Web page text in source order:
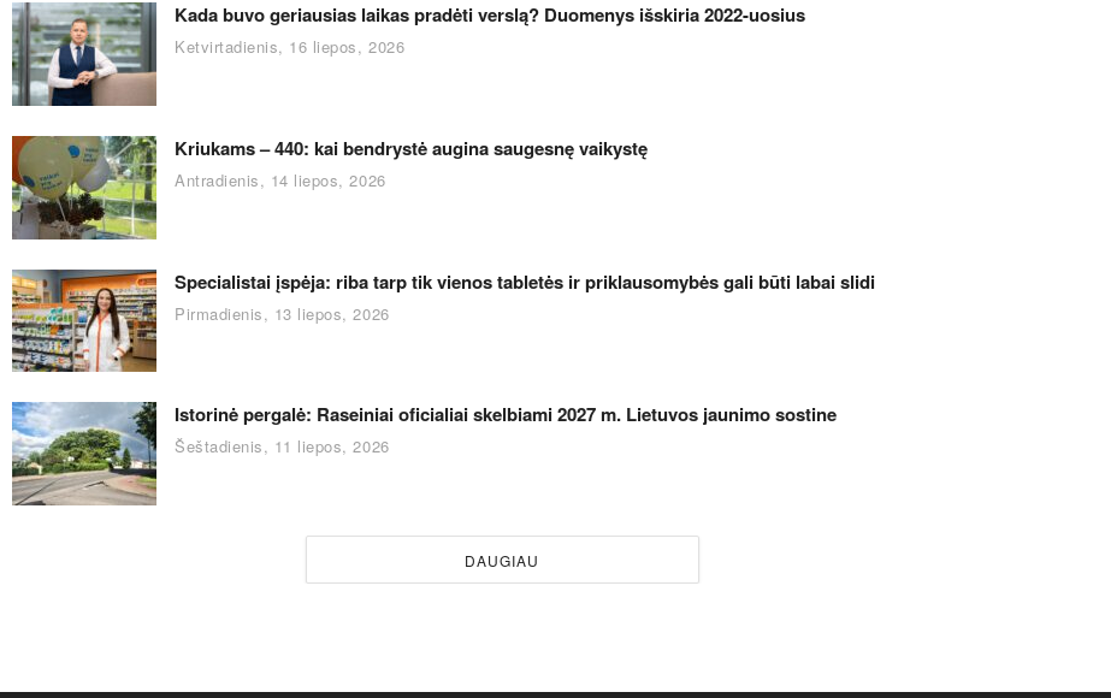
Kada buvo geriausias laikas pradėti verslą? Duomenys išskiria 2022-uosius
Ketvirtadienis, 16 liepos, 2026
Kriukams – 440: kai bendrystė augina saugesnę vaikystę
Antradienis, 14 liepos, 2026
Specialistai įspėja: riba tarp tik vienos tabletės ir priklausomybės gali būti labai slidi
Pirmadienis, 13 liepos, 2026
Istorinė pergalė: Raseiniai oficialiai skelbiami 2027 m. Lietuvos jaunimo sostine
Šeštadienis, 11 liepos, 2026
DAUGIAU